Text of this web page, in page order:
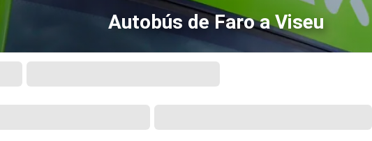
Autobús de Faro a Viseu